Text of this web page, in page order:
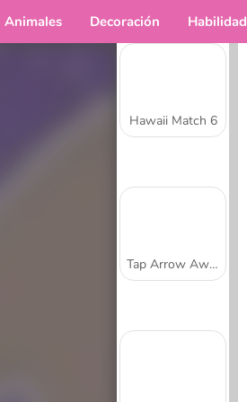
Animales Decoración Habilidad
Hawaii Match 6
Tap Arrow Away